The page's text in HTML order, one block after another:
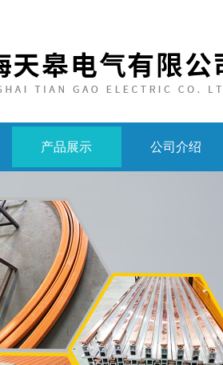
产品展示 公司介绍